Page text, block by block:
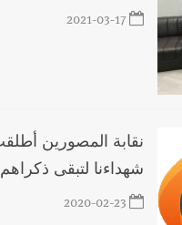
نحمي لبنان؟2021-03-17
نقابة المصورين
شهداءنا لتبقى ذكراهم
2020-02-23